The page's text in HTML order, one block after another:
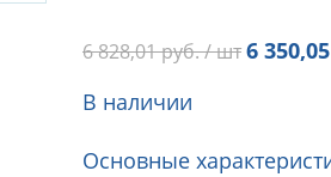
6 828,01руб. / шт6 350,05
В наличии
Основные